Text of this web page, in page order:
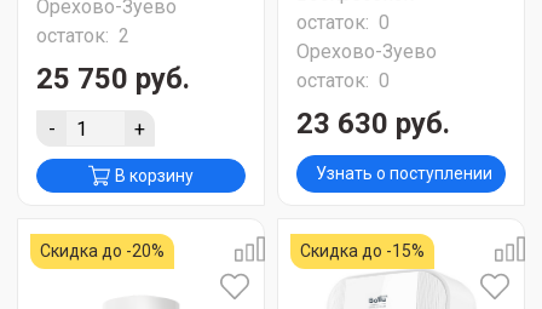
Орехово-Зуево
остаток: 2
25 750 руб.
- +
В корзину
остаток: 0
Орехово-Зуево
остаток: 0
23 630 руб.
Узнать о поступлении
Скидка до -20% Скидка до -15%